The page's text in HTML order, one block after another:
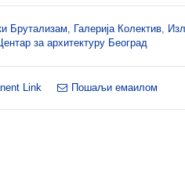
Брутализам, Галерија Колектив,
за архитектуру Београд
Link Пошаљи емаилом